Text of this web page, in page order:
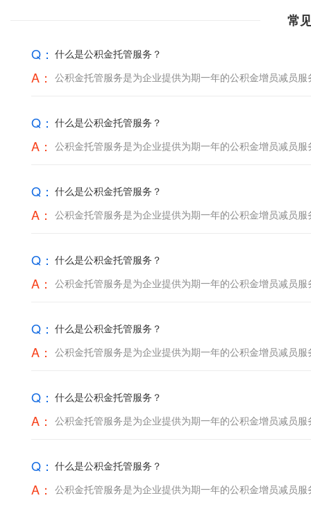
常
Q： 什么是公积金托管服务？
A： 公积金托管服务是为企业提供为期一年的公积金增员减员服
Q： 什么是公积金托管服务？
A： 公积金托管服务是为企业提供为期一年的公积金增员减员服
Q： 什么是公积金托管服务？
A： 公积金托管服务是为企业提供为期一年的公积金增员减员服
Q： 什么是公积金托管服务？
A： 公积金托管服务是为企业提供为期一年的公积金增员减员服
Q： 什么是公积金托管服务？
A： 公积金托管服务是为企业提供为期一年的公积金增员减员服
Q： 什么是公积金托管服务？
A： 公积金托管服务是为企业提供为期一年的公积金增员减员服
Q： 什么是公积金托管服务？
A： 公积金托管服务是为企业提供为期一年的公积金增员减员服